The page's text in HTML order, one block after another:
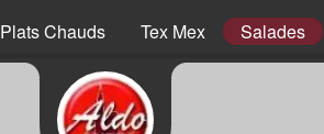
Plats Chauds Tex Mex Salades